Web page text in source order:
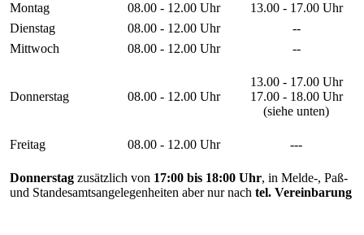
Montag 08.00 - 12.00 Uhr
13.00 - 17.00 Uhr
Dienstag
08.00 - 12.00 Uhr
--
Mittwoch
08.00 - 12.00 Uhr --
Donnerstag 08.00 - 12.00 Uhr
13.00 - 17.00 Uhr
17.00 - 18.00 Uhr
(siehe unten)
Freitag 08.00 - 12.00 Uhr ---
Donnerstag zusätzlich von 17:00 bis 18:00 Uhr, in Melde-, Paß-
und Standesamtsangelegenheiten aber nur nach tel. Vereinbarung